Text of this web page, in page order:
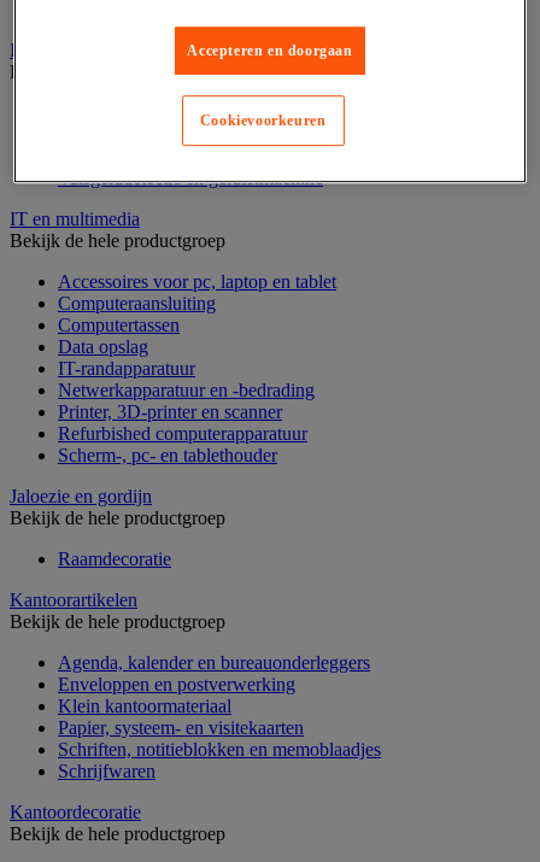
Inname en beheer van geld
Bekijk de hele productgroep
Barcode scanner en accessoires
Valsgelddetectie en geldtelmachine
IT en multimedia
Bekijk de hele productgroep
Accessoires voor pc, laptop en tablet
Computeraansluiting
Computertassen
Data opslag
IT-randapparatuur
Netwerkapparatuur en -bedrading
Printer, 3D-printer en scanner
Refurbished computerapparatuur
Scherm-, pc- en tablethouder
Jaloezie en gordijn
Bekijk de hele productgroep
Raamdecoratie
Kantoorartikelen
Bekijk de hele productgroep
Agenda, kalender en bureauonderleggers
Enveloppen en postverwerking
Klein kantoormateriaal
Papier, systeem- en visitekaarten
Schriften, notitieblokken en memoblaadjes
Schrijfwaren
Kantoordecoratie
Bekijk de hele productgroep
Accepteren en doorgaan
Cookievoorkeuren